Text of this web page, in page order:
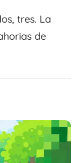
tres. La
de